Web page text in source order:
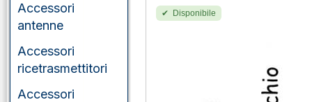
Accessori
antenne
Accessori
ricetrasmettitori
Accessori
Disponibile